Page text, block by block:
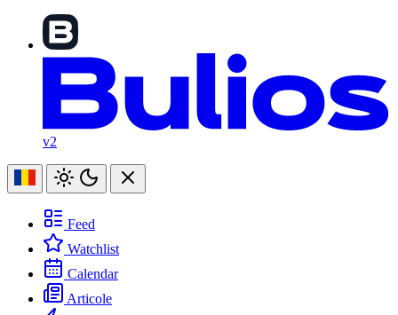
v2
Feed
Watchlist
Calendar
Articole